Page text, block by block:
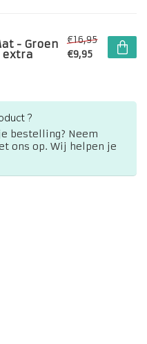
- Groen
extra
€16,95
€9,95
?
bestelling? Neem
ons op. Wij helpen je